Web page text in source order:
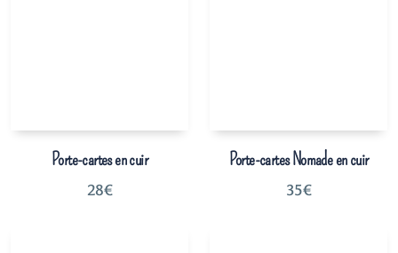
Porte-cartes en cuir
28€
Porte-cartes Nomade en cuir
35€